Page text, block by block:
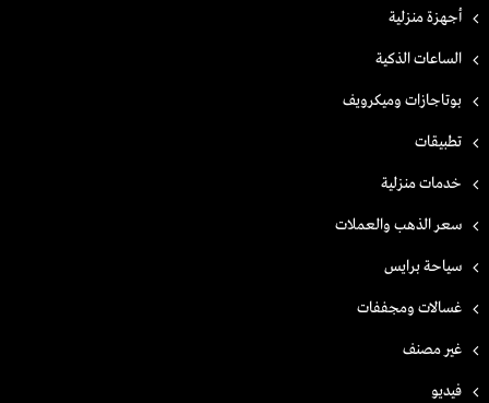
أجهزة منزلية
الساعات الذكية
بوتاجازات وميكرويف
تطبيقات
خدمات منزلية
سعر الذهب والعملات
سياحة برايس
غسالات ومجففات
غير مصنف
فيديو